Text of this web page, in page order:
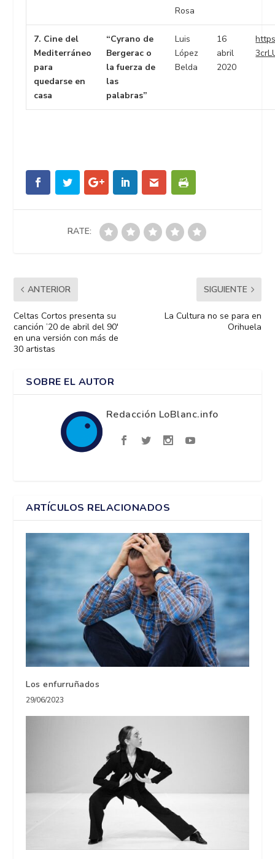
Rosa
7. Cine del
Mediterráneo
para
quedarse en
casa
“Cyrano de
Bergerac o
la fuerza de
las
palabras”
Luis
López
Belda
16
abril
2020
RATE:
ANTERIOR
Celtas Cortos presenta su
canción ’20 de abril del 90′
en una versión con más de
30 artistas
SIGUIENTE
La Cultura no se para en
Orihuela
SOBRE EL AUTOR
Redacción LoBlanc.info
ARTÍCULOS RELACIONADOS
Los enfurruñados
29/06/2023